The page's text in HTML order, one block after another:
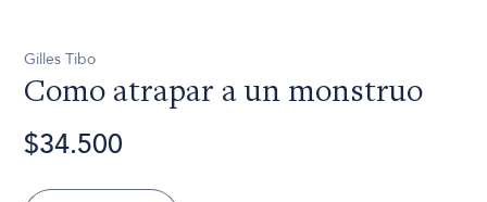
Gilles Tibo
Como atrapar a un monstruo
$34.500